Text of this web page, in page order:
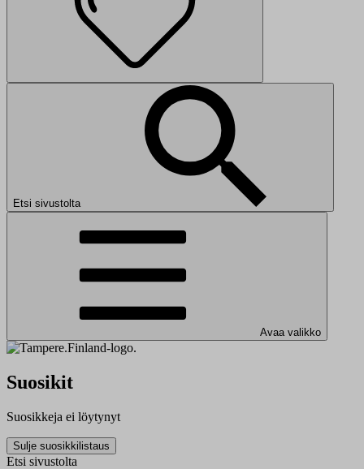
Etsi sivustolta
Avaa valikko
Suosikit
Suosikkeja ei löytynyt
Sulje suosikkilistaus
Etsi sivustolta